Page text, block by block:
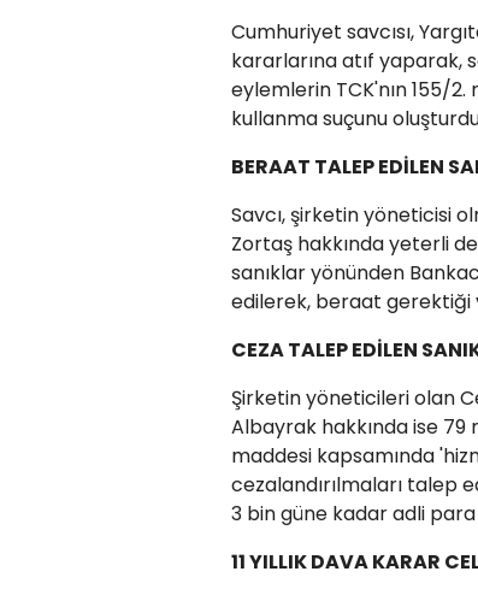
Cumhuriyet savcısı,
kararlarına atıf yaparak,
eylemlerin TCK'nın 155/
kullanma suçunu
BERAAT TALEP EDİLEN
Savcı, şirketin yöneticisi
Zortaş hakkında yeterli
sanıklar yönünden
edilerek, beraat gerektiği
CEZA TALEP EDİLEN
Şirketin yöneticileri olan
Albayrak hakkında ise 79
maddesi kapsamında
cezalandırılmaları talep
3 bin güne kadar adli para
11 YILLIK DAVA KARAR